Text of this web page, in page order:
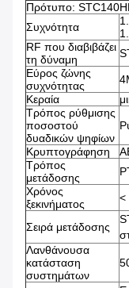
Πρότυπο:
Συχνότητα
RF που διαβιβάζει
τη δύναμη
Εύρος ζώνης
συχνότητας
Κεραία
Τρόπος ρύθμισης
ποσοστού
δυαδικών ψηφίων
Κρυπτογράφηση
Τρόπος
μετάδοσης
Χρόνος
ξεκινήματος
<
Σειρά μετάδοσης
Λανθάνουσα
κατάσταση
συστημάτων